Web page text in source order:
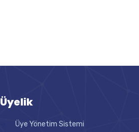
Üyelik
Üye Yönetim Sistemi